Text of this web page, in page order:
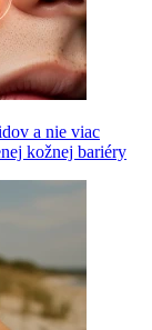
a nie viac
kožnej bariéry